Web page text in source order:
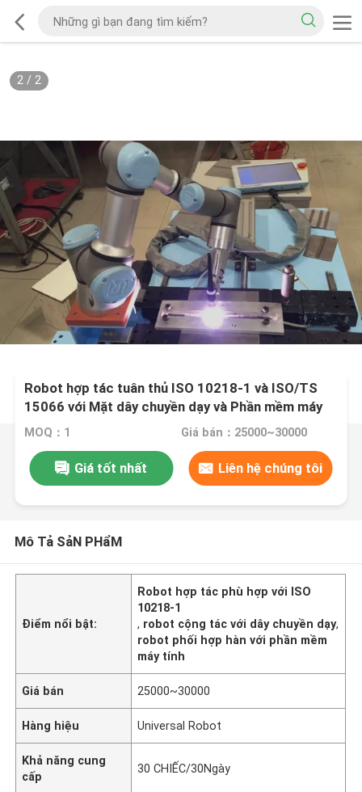
2/ 2
Robot hợp tác tuân thủ ISO 10218-1 và ISO/TS
15066 với Mặt dây chuyền dạy và Phần mềm máy
tính để hàn
MOQ：1 Giá bán：25000~30000
Giá tốt nhất Liên hệ chúng tôi
Mô Tả SảN PHẩM
Điểm nổi bật:
Robot hợp tác phù hợp với ISO
10218-1
, robot cộng tác với dây chuyền dạy,
robot phối hợp hàn với phần mềm
máy tính
Giá bán 25000~30000
Hàng hiệu Universal Robot
Khả năng cung
cấp
30 CHIẾC/30Ngày